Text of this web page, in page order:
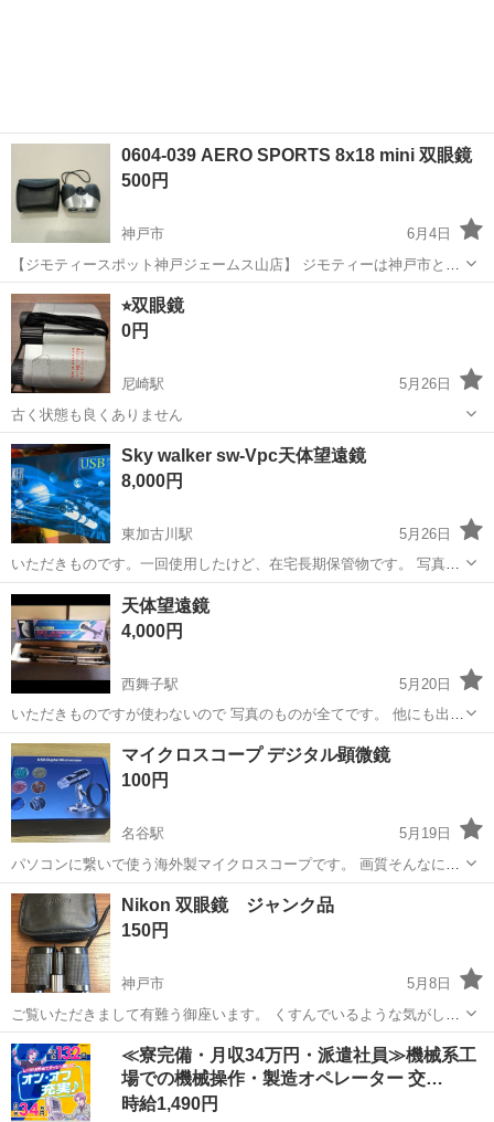
0604-039 AERO SPORTS 8x18 mini 双眼鏡
500円
神戸市
6月4日
【ジモティースポット神戸ジェームス山店】 ジモティーは神戸市と連
携して、まだ使えるもののリユースに取り組んでいます。 【サイズ】
兵庫 神戸市 望遠鏡、顕微鏡
⭐︎双眼鏡
0円
尼崎駅
5月26日
古く状態も良くありません
兵庫 尼崎市 望遠鏡、顕微鏡 双眼鏡
Sky walker sw-Vpc天体望遠鏡
8,000円
東加古川駅
5月26日
いただきものです。一回使用したけど、在宅長期保管物です。 写真は
全て物です。 詳しくリンクを調べてお願いします。
https://www.kenko-tokina.co.jp/discontinued/scope/skyw...
兵庫 加古川市 東加古川駅
天体望遠鏡
4,000円
西舞子駅
5月20日
いただきものですが使わないので 写真のものが全てです。 他にも出品
しておりますので突然削除する場合もあります。 宜しくお願いしま
す。
兵庫 神戸市 西舞子駅 望遠鏡、顕微鏡
マイクロスコープ デジタル顕微鏡
100円
名谷駅
5月19日
パソコンに繋いで使う海外製マイクロスコープです。 画質そんなに良
くありません。 顕微鏡を買ったため不要になりました。
兵庫 神戸市 名谷駅 望遠鏡、顕微鏡
Nikon 双眼鏡 ジャンク品
150円
神戸市
5月8日
ご覧いただきまして有難う御座います。 くすんでいるような気がしま
す。 ジャンク品に致します。 中古品の為、傷、汚れ、擦れなど御座い
ますので、ご理解の上でご購入お願い致します。 返金、返品、交換な
どはお受け...
兵庫 神戸市 望遠鏡、顕微鏡 双眼鏡
≪寮完備・月収34万円・派遣社員≫機械系工
場での機械操作・製造オペレーター 交…
時給1,490円